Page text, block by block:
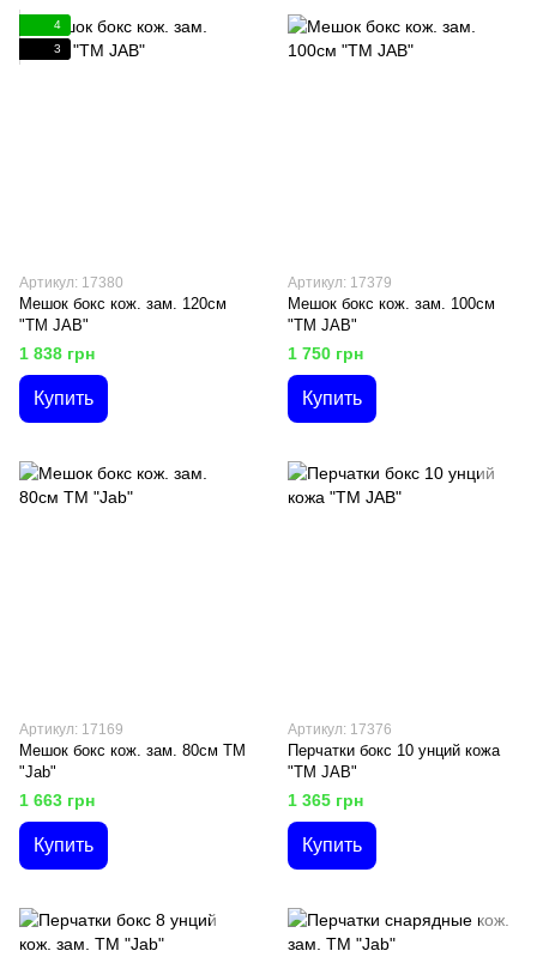
4
3
Артикул: 17380
Мешок бокс кож. зам. 120см
"ТМ JAB"
1 838 грн
Купить
Артикул: 17379
Мешок бокс кож. зам. 100см
"ТМ JAB"
1 750 грн
Купить
Артикул: 17169
Мешок бокс кож. зам. 80см ТМ
"Jab"
1 663 грн
Купить
Артикул: 17376
Перчатки бокс 10 унций кожа
"ТМ JAB"
1 365 грн
Купить